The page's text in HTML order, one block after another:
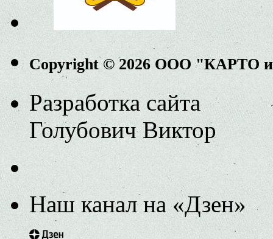
Copyright © 2026 ООО "КАРТО
Разработка сайта
Голубович Виктор
Наш канал на «Дзен»